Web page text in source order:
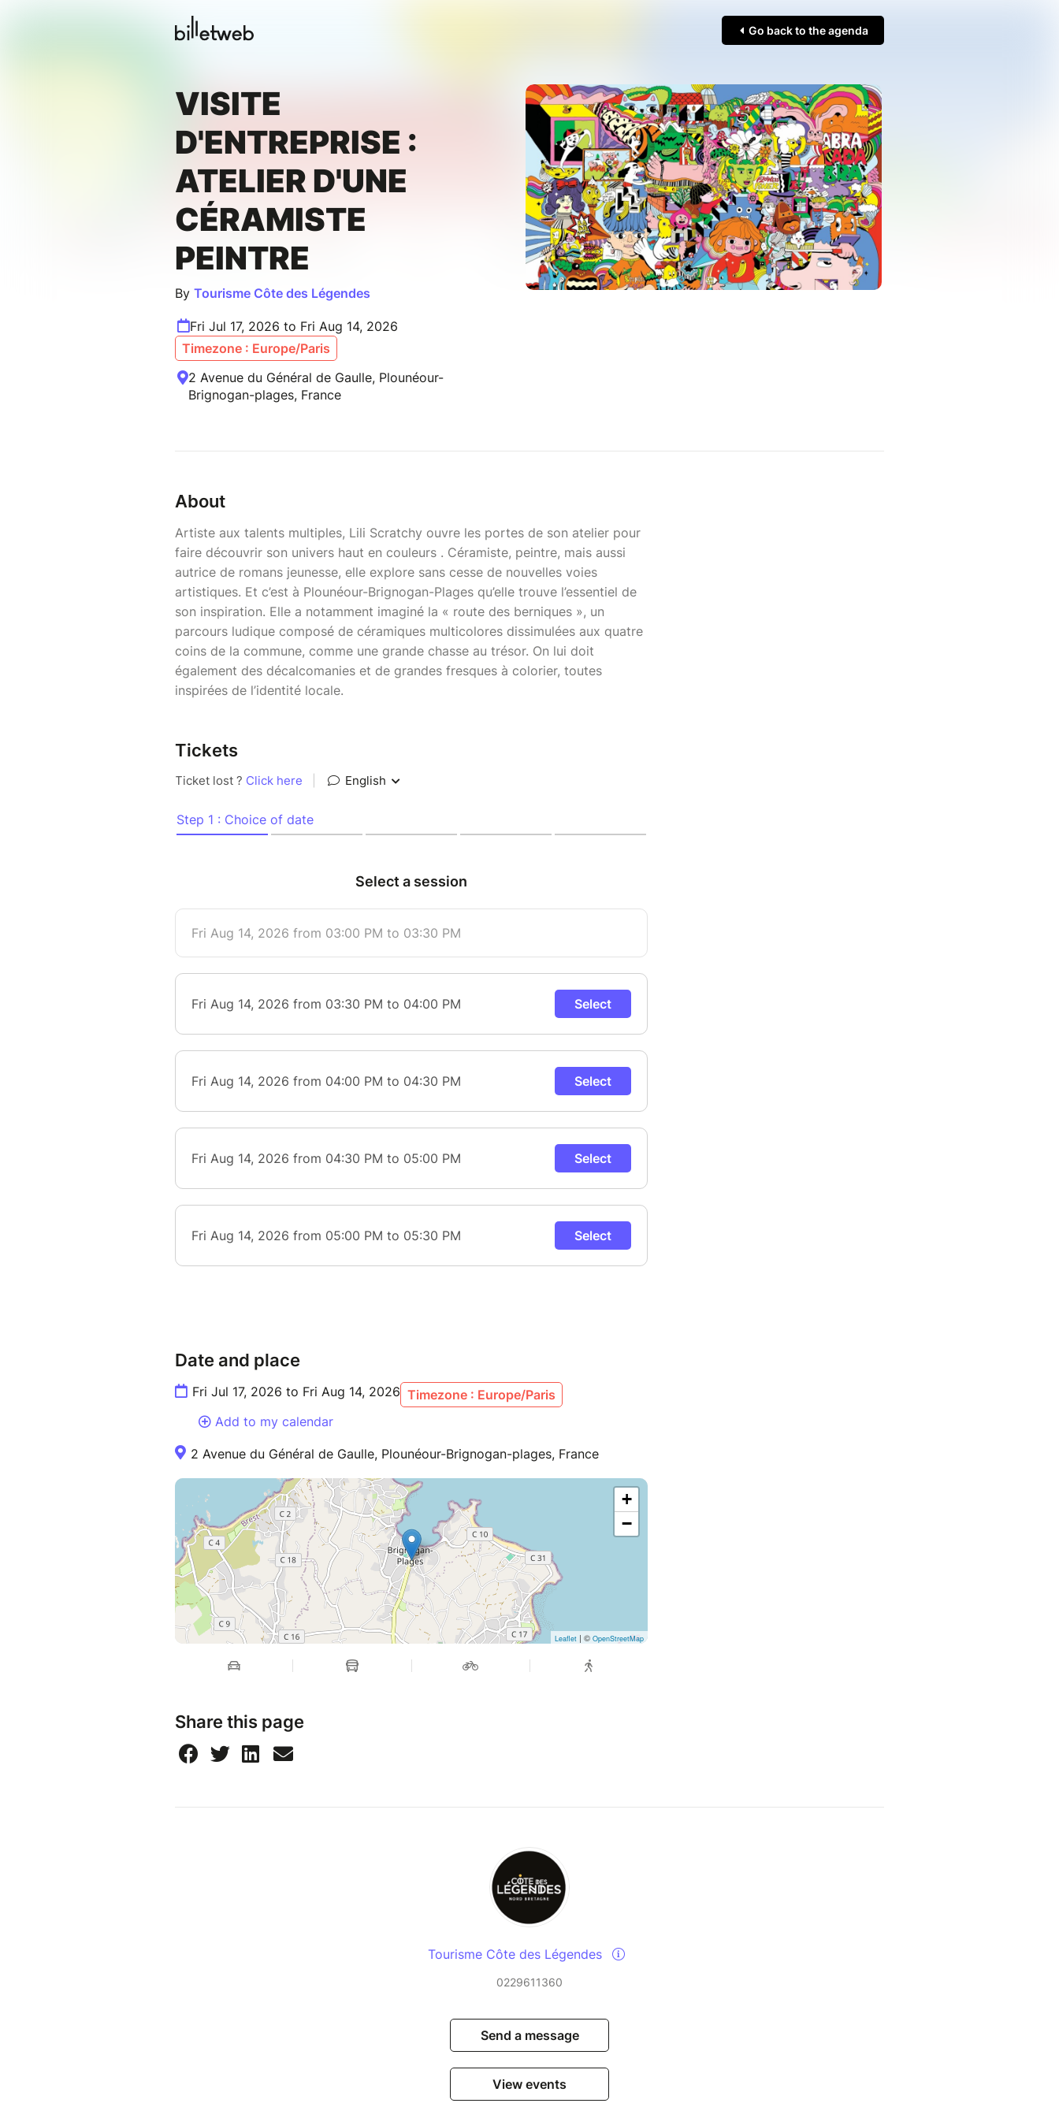
Go back to the agenda
VISITE
D'ENTREPRISE :
ATELIER D'UNE
CÉRAMISTE
PEINTRE
By Tourisme Côte des Légendes
Fri Jul 17, 2026 to Fri Aug 14, 2026
Timezone : Europe/Paris
2 Avenue du Général de Gaulle, Plounéour-
Brignogan-plages, France
About
Artiste aux talents multiples, Lili Scratchy ouvre les portes de son atelier pour
faire découvrir son univers haut en couleurs . Céramiste, peintre, mais aussi
autrice de romans jeunesse, elle explore sans cesse de nouvelles voies
artistiques. Et c’est à Plounéour-Brignogan-Plages qu’elle trouve l’essentiel de
son inspiration. Elle a notamment imaginé la « route des berniques », un
parcours ludique composé de céramiques multicolores dissimulées aux quatre
coins de la commune, comme une grande chasse au trésor. On lui doit
également des décalcomanies et de grandes fresques à colorier, toutes
inspirées de l’identité locale.
Tickets
Date and place
Fri Jul 17, 2026 to Fri Aug 14, 2026 Timezone : Europe/Paris
Add to my calendar
2 Avenue du Général de Gaulle, Plounéour-Brignogan-plages, France
+
−
Leaflet | © OpenStreetMap
Share this page
Tourisme Côte des Légendes
0229611360
Send a message
View events